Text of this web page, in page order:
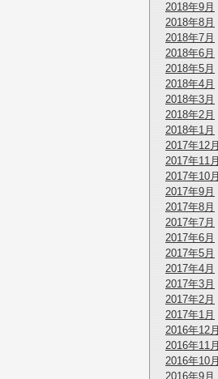
2018年9月
2018年8月
2018年7月
2018年6月
2018年5月
2018年4月
2018年3月
2018年2月
2018年1月
2017年12月
2017年11月
2017年10月
2017年9月
2017年8月
2017年7月
2017年6月
2017年5月
2017年4月
2017年3月
2017年2月
2017年1月
2016年12月
2016年11月
2016年10月
2016年9月